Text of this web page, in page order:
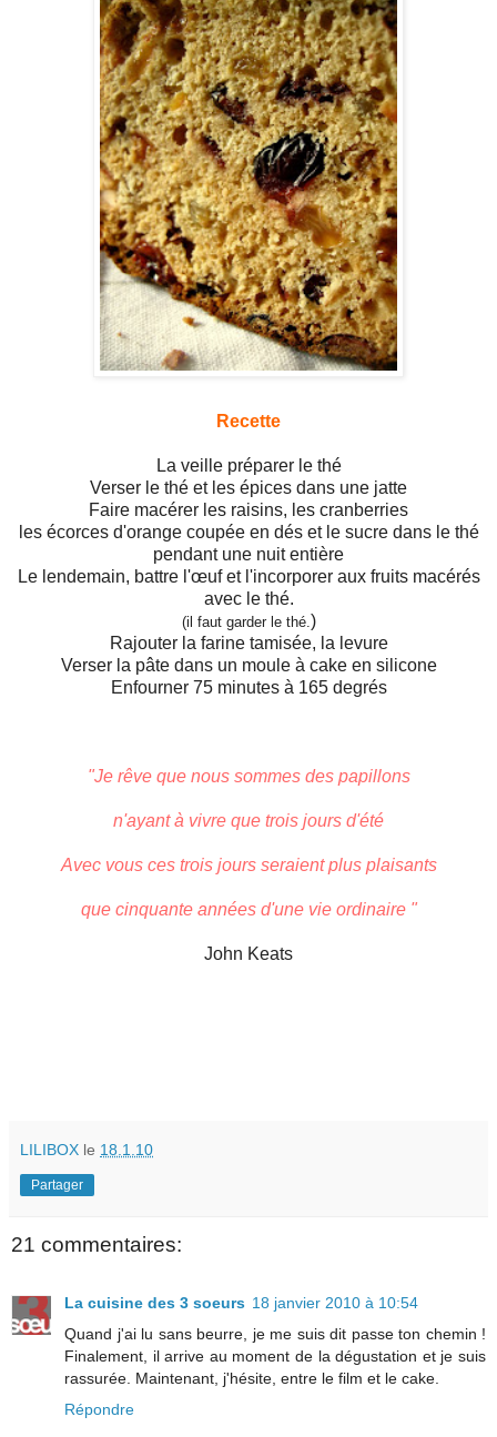
Recette
La veille préparer le thé
Verser le thé et les épices dans une jatte
Faire macérer les raisins, les cranberries
les écorces d'orange coupée en dés et le sucre dans le thé
pendant une nuit entière
Le lendemain, battre l'œuf et l'incorporer aux fruits macérés
avec le thé.
(il faut garder le thé.)
Rajouter la farine tamisée, la levure
Verser la pâte dans un moule à cake en silicone
Enfourner 75 minutes à 165 degrés
"Je rêve que nous sommes des papillons
n'ayant à vivre que trois jours d'été
Avec vous ces trois jours seraient plus plaisants
que cinquante années d'une vie ordinaire "
John Keats
LILIBOX le 18.1.10
Partager
21 commentaires:
La cuisine des 3 soeurs 18 janvier 2010 à 10:54
Quand j'ai lu sans beurre, je me suis dit passe ton chemin !
Finalement, il arrive au moment de la dégustation et je suis
rassurée. Maintenant, j'hésite, entre le film et le cake.
Répondre